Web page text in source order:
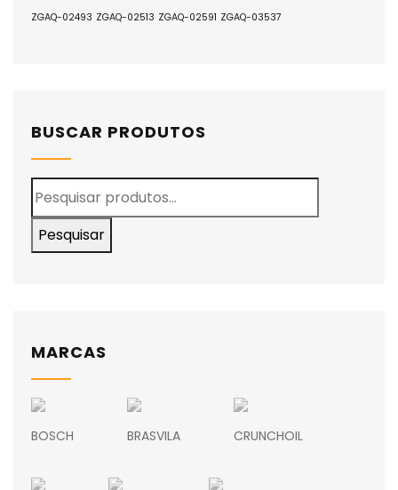
ZGAQ-02493 ZGAQ-02513 ZGAQ-02591 ZGAQ-03537
BUSCAR PRODUTOS
Pesquisar
MARCAS
BOSCH BRASVILA CRUNCHOIL